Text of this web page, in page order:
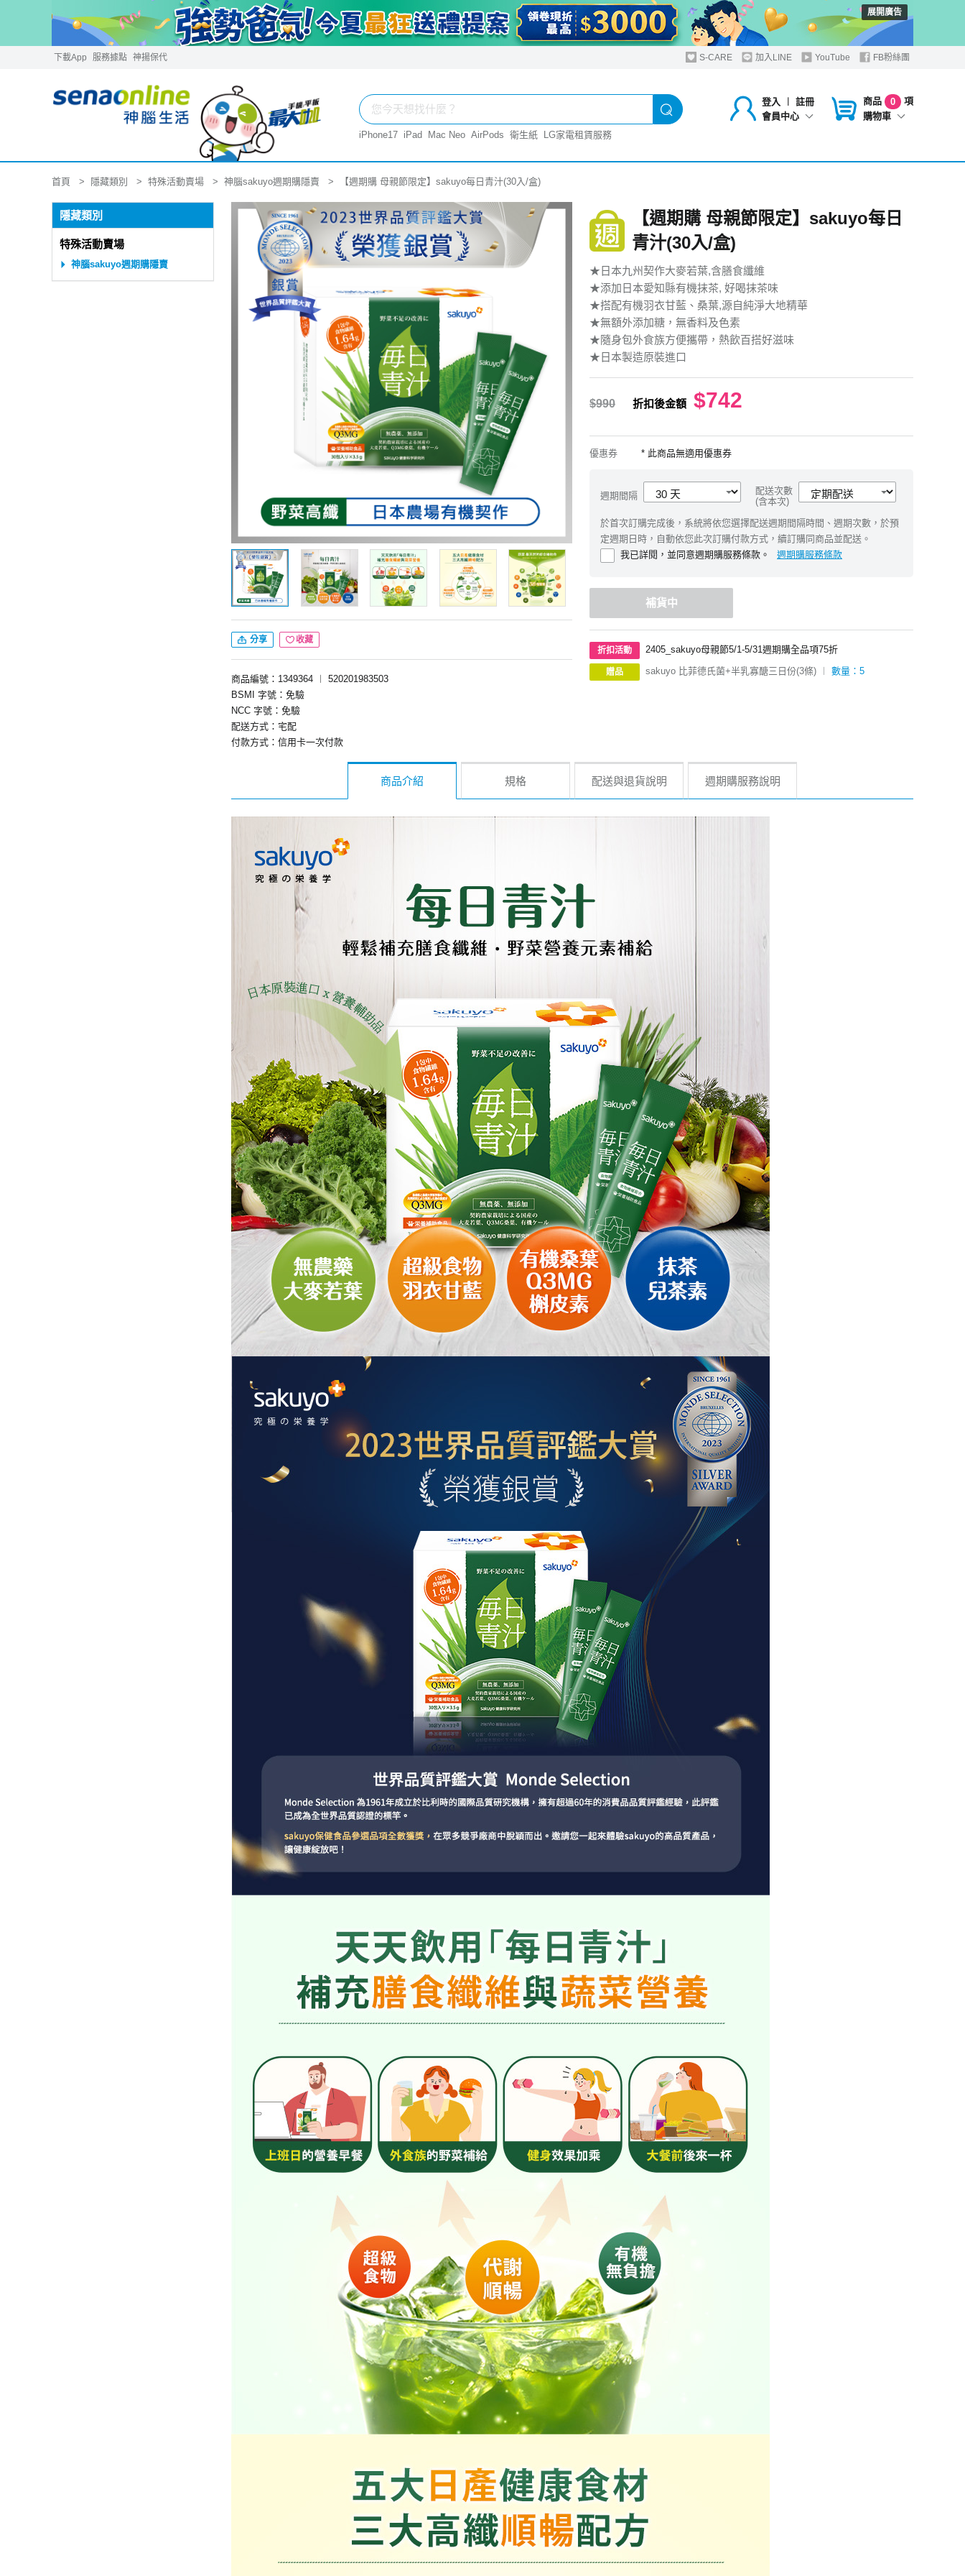
展開廣告
下載App 服務據點 神揚保代 S-CARE 加入LINE YouTube FB粉絲團
登入 ︱
註冊
會員中心
商品 0
項
購物車
iPhone17 iPad Mac Neo AirPods 衛生紙 LG家電租賃服務
首頁 隱藏類別 特殊活動賣場 神腦sakuyo週期購隱賣 【週期購 母親節限定】sakuyo每日青汁(30入/盒)
隱藏類別
特殊活動賣場
神腦sakuyo週期購隱賣
分享 收藏
商品編號：1349364
520201983503
BSMI 字號：免驗
NCC 字號：免驗
配送方式：宅配
付款方式：信用卡一次付款
【週期購 母親節限定】sakuyo每日
青汁(30入/盒)
★日本九州契作大麥若葉,含膳食纖維
★添加日本愛知縣有機抹茶, 好喝抹茶味
★搭配有機羽衣甘藍、桑葉,源自純淨大地精華
★無額外添加糖，無香料及色素
★隨身包外食族方便攜帶，熱飲百搭好滋味
★日本製造原裝進口
$990 折扣後金額 $742
優惠券 * 此商品無適用優惠券
週期間隔
配送次數
(含本次)
於首次訂購完成後，系統將依您選擇配送週期間隔時間、週期次數，於預
定週期日時，自動依您此次訂購付款方式，續訂購同商品並配送。
我已詳閱，並同意週期購服務條款。
週期購服務條款
補貨中
折扣活動 2405_sakuyo母親節5/1-5/31週期購全品項75折
贈品 sakuyo 比菲德氏菌+半乳寡醣三日份(3條) 數量：5
商品介紹 規格 配送與退貨說明 週期購服務說明